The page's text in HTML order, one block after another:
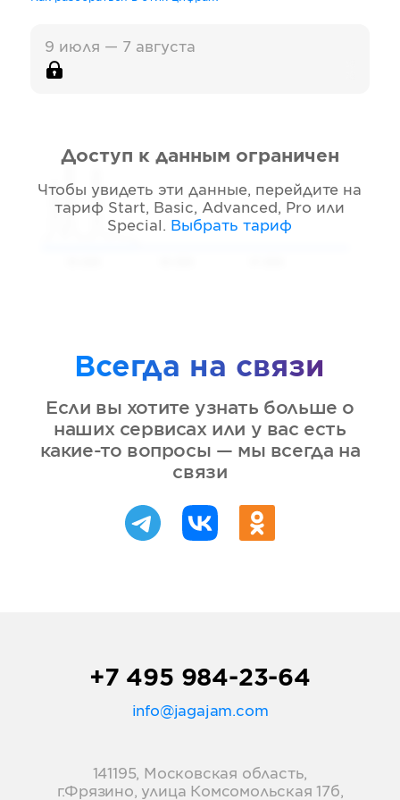
9 июля — 7 августа
Доступ к данным ограничен
Чтобы увидеть эти данные, перейдите на
тариф Start, Basic, Advanced, Pro или
Special . Выбрать тариф
Всегда на связи
Если вы хотите узнать больше о
наших сервисах или у вас есть
какие-то вопросы — мы всегда на
связи
+7 495 984-23-64
info@jagajam.com
141195, Московская область,
г.Фрязино, улица Комсомольская 17б,